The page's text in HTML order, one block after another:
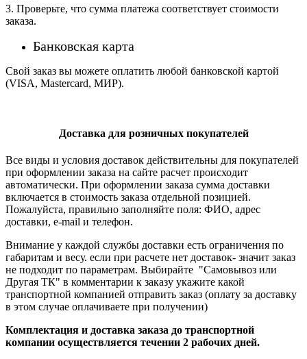
3. Проверьте, что сумма платежа соответствует стоимости
заказа.
Банковская карта
Свой заказ вы можете оплатить любой банковской картой
(VISA, Mastercard, МИР).
Доставка для розничных покупателей
Все виды и условия доставок действительны для покупателей
при оформлении заказа на сайте расчет происходит
автоматически. При оформлении заказа сумма доставки
включается в стоимость заказа отдельной позицией.
Пожалуйста, правильно заполняйте поля: ФИО, адрес
доставки, e-mail и телефон.
Внимание у каждой службы доставки есть ограничения по
габаритам и весу. если при расчете нет доставок- значит заказ
не подходит по параметрам. Выбирайте "Самовывоз или
Другая ТК" в комментарии к заказу укажите какой
транспортной компанией отправить заказ (оплату за доставку
в этом случае оплачиваете при получении)
Комплектация и доставка заказа до транспортной
компании осуществляется течении 2 рабочих дней.